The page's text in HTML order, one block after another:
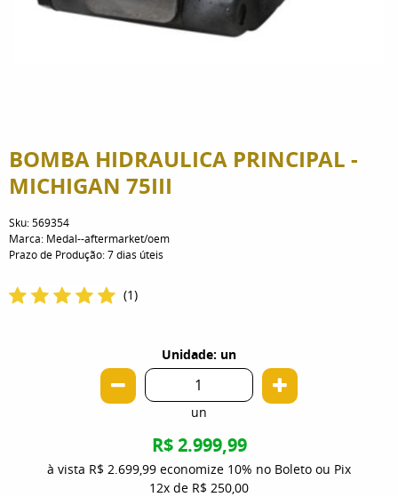
BOMBA HIDRAULICA PRINCIPAL -
MICHIGAN 75III
Sku:569354
Marca: Medal--aftermarket/oem
Prazo de Produção:7 dias úteis
(1)
Unidade: un
un
R$ 2.999,99
à vista R$ 2.699,99 economize 10% no Boleto ou Pix
12x de R$ 250,00